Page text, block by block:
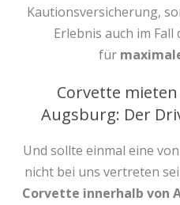
Kautionsversicherung,
Erlebnis auch im Fall
für
Corvette
Augsburg: Der
Und sollte einmal eine
nicht bei uns vertreten
Corvette innerhalb von